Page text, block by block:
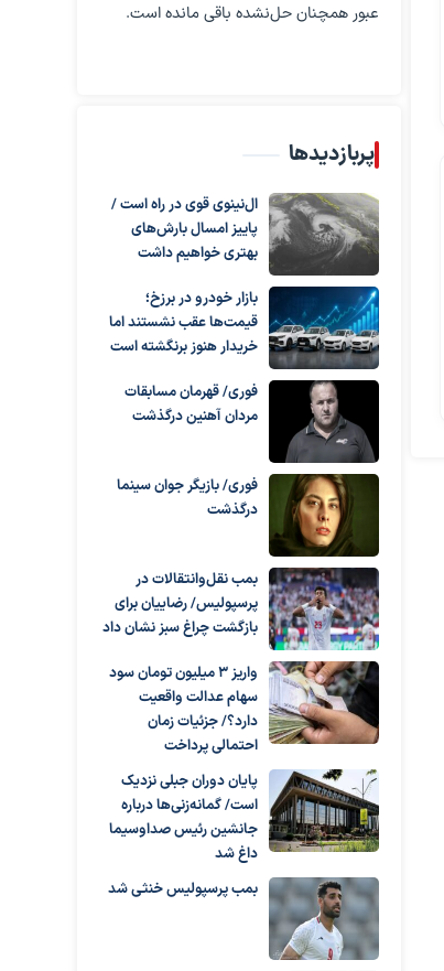
عبور همچنان حل‌نشده باقی مانده است.
پربازدیدها
ال‌نینوی قوی در راه است /
پاییز امسال بارش‌های
بهتری خواهیم داشت
بازار خودرو در برزخ؛
قیمت‌ها عقب نشستند اما
خریدار هنوز برنگشته است
فوری/ قهرمان مسابقات
مردان آهنین درگذشت
فوری/ بازیگر جوان سینما
درگذشت
بمب نقل‌وانتقالات در
پرسپولیس/ رضاییان برای
بازگشت چراغ سبز نشان داد
واریز ۳ میلیون تومان سود
سهام عدالت واقعیت
دارد؟/ جزئیات زمان
احتمالی پرداخت
پایان دوران جبلی نزدیک
است/ گمانه‌زنی‌ها درباره
جانشین رئیس صداوسیما
داغ شد
بمب پرسپولیس خنثی شد